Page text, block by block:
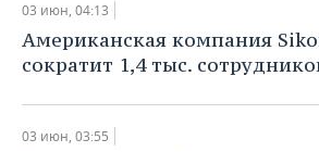
ONLINE-КОНФЕРЕНЦИИ
ОТКРЫТАЯ ЛЕКЦИЯ
ХОККЕЙ
БАСКЕТБОЛ
ВЛАСТЬ
ИНФРАСТРУКТУРА
СЮЖЕТЫ
СПРАВОЧНИК
03 июн, 04:13
Американская компания
сократит 1,4 тыс.
03 июн, 03:55